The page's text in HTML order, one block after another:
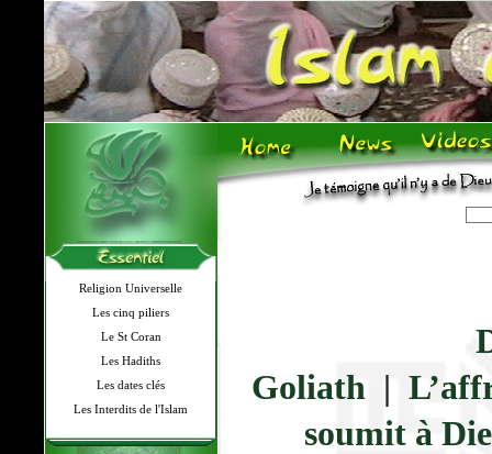
Religion Universelle
Les cinq piliers
Le St Coran
Les Hadiths
Les dates clés
Les Interdits de l'Islam
Goliath |
soumit à